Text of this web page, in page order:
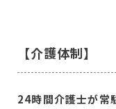
【介護体制】
24時間介護士が常